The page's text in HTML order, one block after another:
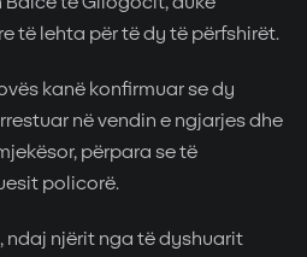
të lehta për të dy të përfshirët.
kanë konfirmuar se dy
në vendin e ngjarjes dhe
përpara se të
policorë.
ndaj njërit nga të dyshuarit